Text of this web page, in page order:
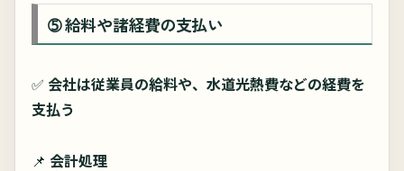
➄ 給料や諸経費の支払い
✅ 会社は従業員の給料や、水道光熱費などの経費を
支払う
📌 会計処理